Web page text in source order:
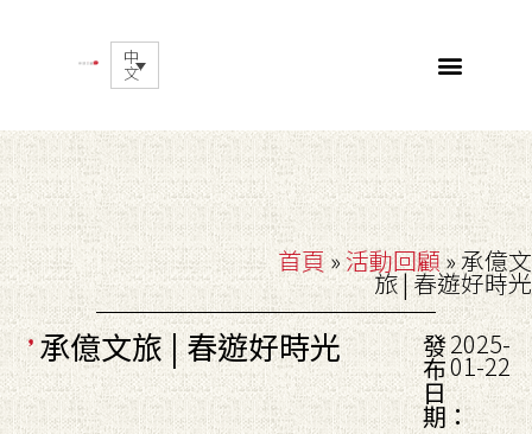
中
文
首頁»活動回顧»承億文
旅 | 春遊好時光
承億文旅 | 春遊好時光 發
布
日
期：
2025-
01-22